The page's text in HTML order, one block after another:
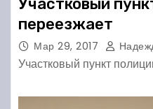
Участковый
переезжает
Мар 29, 2017
Участковый пункт